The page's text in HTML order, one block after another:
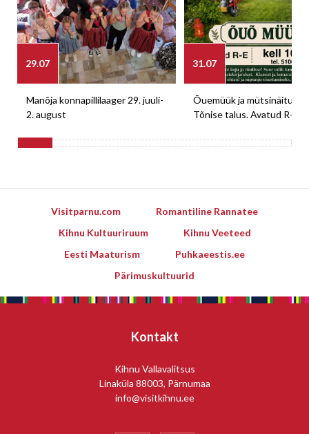
29.07
Manõja konnapillilaager 29. juuli-
2. august
31.07
Õuemüük ja mütsinäitus
Tõnise talus. Avatud R-E
Visitparnu.com
Romantiline Rannatee
Kihnu Kultuuriruum
Kihnu Veeteed
Eesti Maaturism
Puhkaeestis.ee
Pärimuskultuurid
Kontakt
Kihnu Vallavalitsus
Linaküla 88003, Pärnumaa
info@visitkihnu.ee